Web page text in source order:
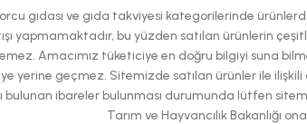
Yorum Yaz
gıdası ve gıda takviyesi kategorilerinde
yapmamaktadır, bu yüzden satılan ürünlerin
Amacımız tüketiciye en doğru bilgiyi suna
yerine geçmez. Sitemizde satılan ürünler ile
bulunan ibareler bulunması durumunda lütfen
Tarım ve Hayvancılık Bakanlığı